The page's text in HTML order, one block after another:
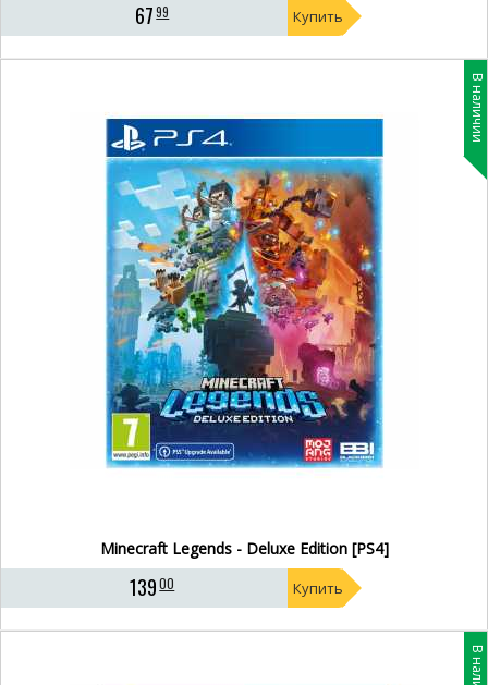
6799 Купить
В наличии
Minecraft Legends - Deluxe Edition [PS4]
13900 Купить